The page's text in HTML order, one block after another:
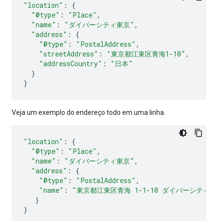
"location" :
{
"@type" : "Place" ,
"name" : "ダイバーシティ東京" ,
"address" :
{
"@type" : "PostalAddress" ,
"streetAddress" : "東京都江東区青海1-10" ,
"addressCountry" :
"日本"
}
}
Veja um exemplo do endereço todo em uma linha.
"location" :
{
"@type" : "Place" ,
"name" : "ダイバーシティ東京" ,
"address" :
{
"@type" : "PostalAddress" ,
"name" :
"東京都江東区青海 1-1-10 ダイバーシティ
}
}